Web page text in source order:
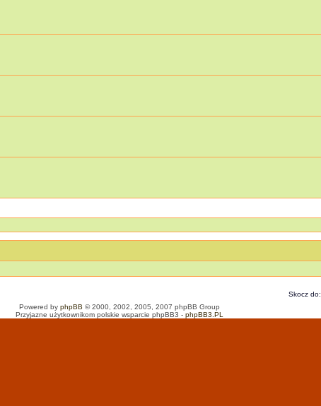
Skocz do:
Powered by phpBB © 2000, 2002, 2005, 2007 phpBB Group
Przyjazne użytkownikom polskie wsparcie phpBB3 - phpBB3.PL